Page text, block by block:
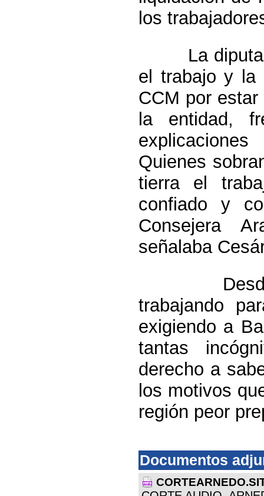
los
La diputada
el trabajo y la
CCM por
la entidad,
Quienes
tierra el
confiado y
Consejera
señalaba
Desde el
trabajando
exigiendo a
tantas
derecho a
los motivos
región peor
Documentos